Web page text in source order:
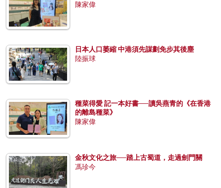
陳家偉
日本人口萎縮 中港須先謀劃免步其後塵
陸振球
種菜得愛 記一本好書──讀吳燕青的《在香港
的離島種菜》
陳家偉
金秋文化之旅──踏上古蜀道，走過劍門關
馮珍今